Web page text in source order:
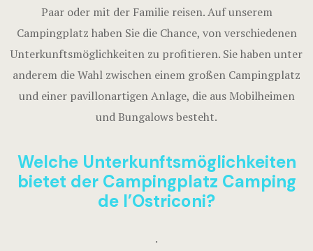
Paar oder mit der Familie reisen. Auf unserem
Campingplatz haben Sie die Chance, von verschiedenen
Unterkunftsmöglichkeiten zu profitieren. Sie haben unter
anderem die Wahl zwischen einem großen Campingplatz
und einer pavillonartigen Anlage, die aus Mobilheimen
und Bungalows besteht.
Welche Unterkunftsmöglichkeiten
bietet der Campingplatz Camping
de l’Ostriconi?
.
Villa
Porto-
Aufenthalt
l’Ostriconi